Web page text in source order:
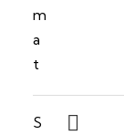
m
a
t
S